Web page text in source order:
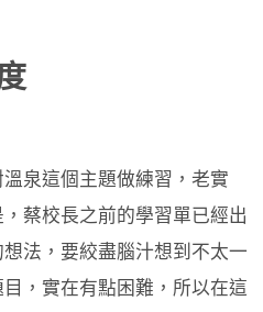
溫泉這個主題做練習，老實
蔡校長之前的學習單已經出
法，要絞盡腦汁想到不太一
，實在有點困難，所以在這